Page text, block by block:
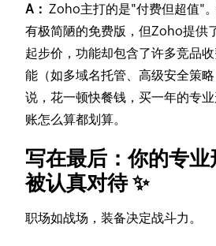
A： Zoho主打的是"付费但超值"
有极简陋的免费版，但Zoho提供
起步价，功能却包含了许多竞品
能（如多域名托管、高级安全策
说，花一顿快餐钱，买一年的专
账怎么算都划算。
写在最后：你的专业
被认真对待 ✨
职场如战场，装备决定战斗力。